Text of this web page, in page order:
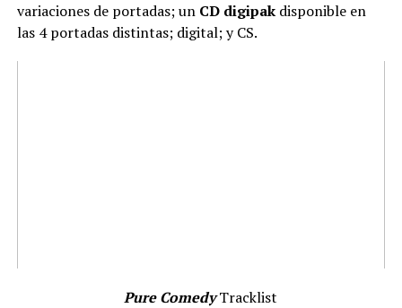
variaciones de portadas; un CD digipakdisponible en
las 4 portadas distintas; digital; y CS.
Pure ComedyTracklist